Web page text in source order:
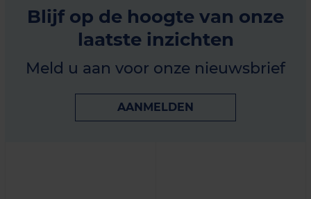
Blijf op de hoogte van onze
laatste inzichten
Meld u aan voor onze nieuwsbrief
AANMELDEN